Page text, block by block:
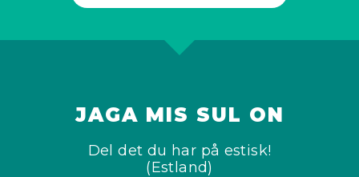
JAGA MIS SUL ON
Del det du har på estisk!
(Estland)